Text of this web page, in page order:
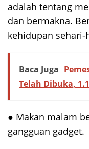
adalah tentang
dan bermakna.
kehidupan sehari-
Baca Juga
Telah Dibuka,
● Makan malam
gangguan gadget.